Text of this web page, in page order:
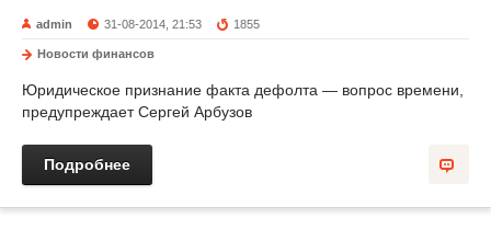
admin 31-08-2014, 21:53 1855
Новости финансов
Юридическое признание факта дефолта — вопрос времени,
предупреждает Сергей Арбузов
Подробнее